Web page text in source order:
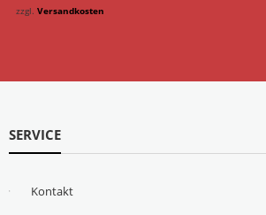
zzgl. Versandkosten
SERVICE
Kontakt